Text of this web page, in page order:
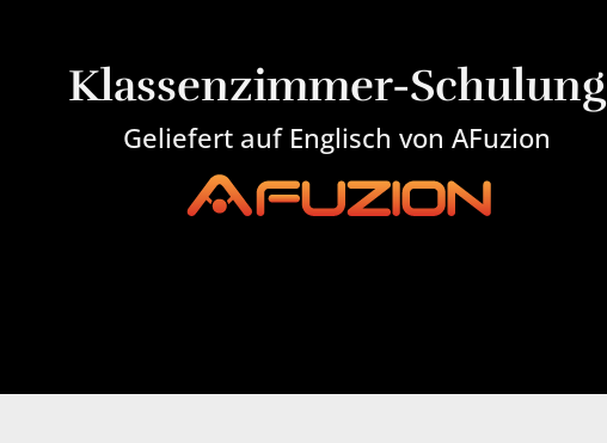
Klassenzimmer-Schulung
Geliefert auf Englisch von AFuzion